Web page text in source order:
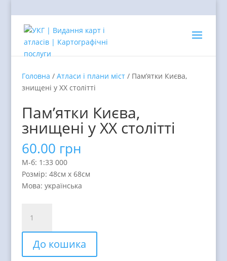
Головна / Атласи і плани міст/ Пам’ятки Києва,
знищені у ХХ столітті
Пам’ятки Києва,
знищені у ХХ столітті
60.00 грн
М-б: 1:33 000
Розмір: 48см х 68см
Мова: українська
Києва,
знищені
ХХ
До кошика